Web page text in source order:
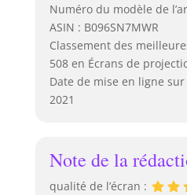
Numéro du modèle de
ASIN : B096SN7MWR
Classement des
508 en Écrans de
Date de mise en ligne
2021
Note de la
qualité de l’écran :